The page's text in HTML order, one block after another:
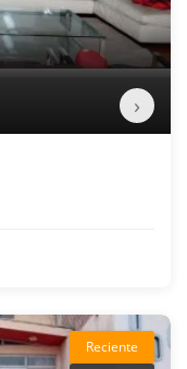
›
Reciente